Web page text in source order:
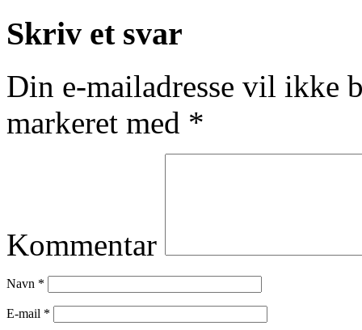
Skriv et svar
Din e-mailadresse vil ikke
markeret med *
Kommentar
Navn *
E-mail *